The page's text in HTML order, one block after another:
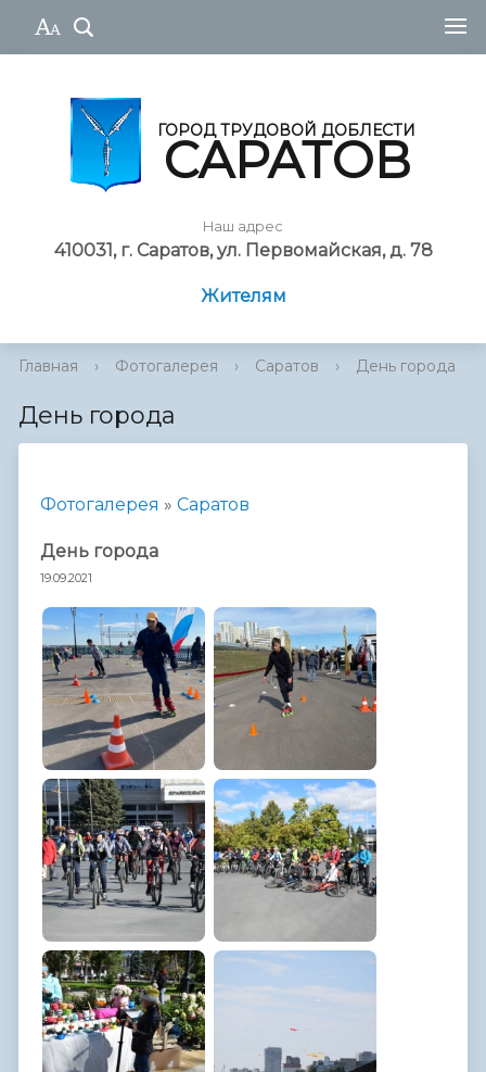
ГОРОД ТРУДОВОЙ ДОБЛЕСТИ
САРАТОВ
Наш адрес
410031, г. Саратов, ул. Первомайская, д. 78
Жителям
Главная › Фотогалерея › Саратов › День города
День города
Фотогалерея » Саратов
День города
19.09.2021